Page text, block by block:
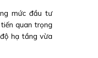
mức đầu tư
quan trọng
hạ tầng vừa